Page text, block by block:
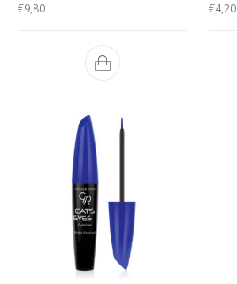
€9,80
€4,20